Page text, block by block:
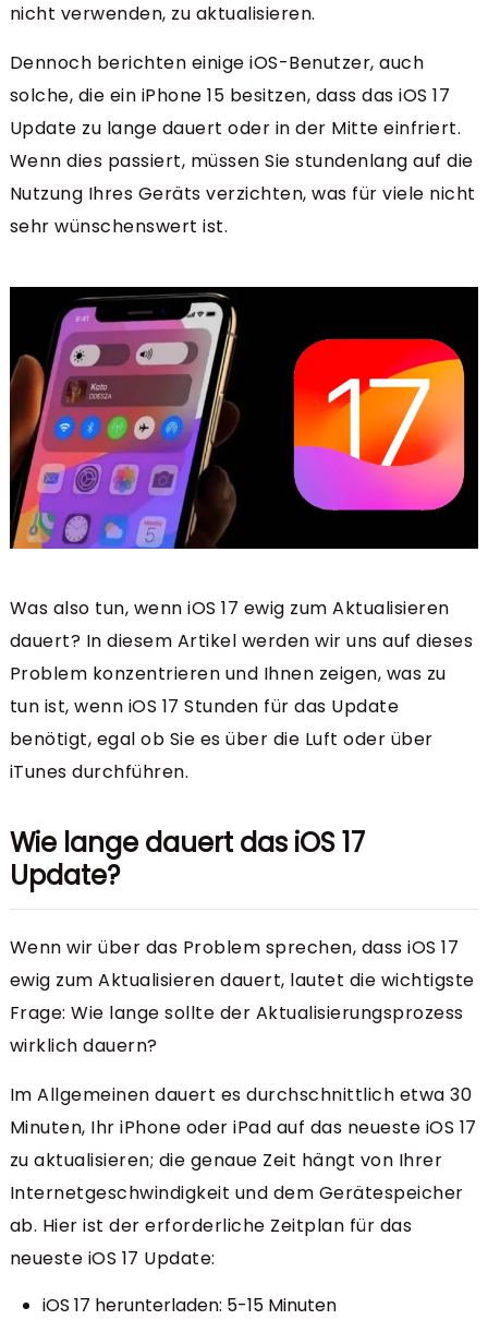
nicht verwenden, zu aktualisieren.
Dennoch berichten einige iOS-Benutzer, auch
solche, die ein iPhone 15 besitzen, dass das iOS 17
Update zu lange dauert oder in der Mitte einfriert.
Wenn dies passiert, müssen Sie stundenlang auf die
Nutzung Ihres Geräts verzichten, was für viele nicht
sehr wünschenswert ist.
Was also tun, wenn iOS 17 ewig zum Aktualisieren
dauert? In diesem Artikel werden wir uns auf dieses
Problem konzentrieren und Ihnen zeigen, was zu
tun ist, wenn iOS 17 Stunden für das Update
benötigt, egal ob Sie es über die Luft oder über
iTunes durchführen.
Wie lange dauert das iOS 17
Update?
Wenn wir über das Problem sprechen, dass iOS 17
ewig zum Aktualisieren dauert, lautet die wichtigste
Frage: Wie lange sollte der Aktualisierungsprozess
wirklich dauern?
Im Allgemeinen dauert es durchschnittlich etwa 30
Minuten, Ihr iPhone oder iPad auf das neueste iOS 17
zu aktualisieren; die genaue Zeit hängt von Ihrer
Internetgeschwindigkeit und dem Gerätespeicher
ab. Hier ist der erforderliche Zeitplan für das
neueste iOS 17 Update:
iOS 17 herunterladen: 5-15 Minuten